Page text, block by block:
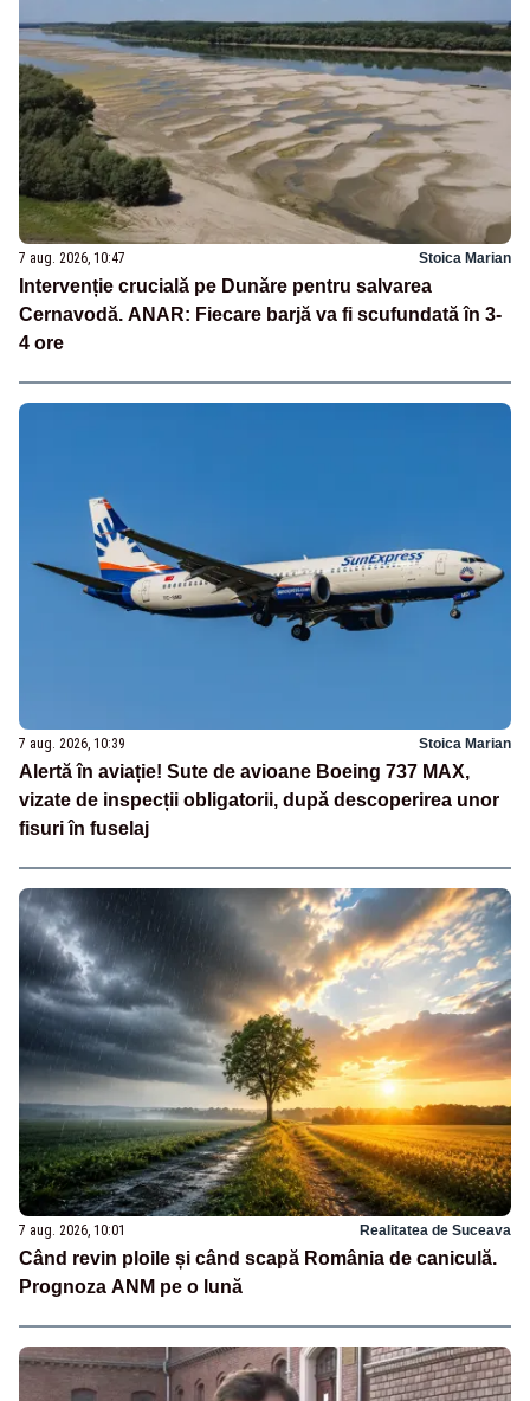
7 aug. 2026, 10:47 Stoica Marian
Intervenție crucială pe Dunăre pentru salvarea
Cernavodă. ANAR: Fiecare barjă va fi scufundată în 3-
4 ore
7 aug. 2026, 10:39 Stoica Marian
Alertă în aviație! Sute de avioane Boeing 737 MAX,
vizate de inspecții obligatorii, după descoperirea unor
fisuri în fuselaj
7 aug. 2026, 10:01 Realitatea de Suceava
Când revin ploile și când scapă România de caniculă.
Prognoza ANM pe o lună